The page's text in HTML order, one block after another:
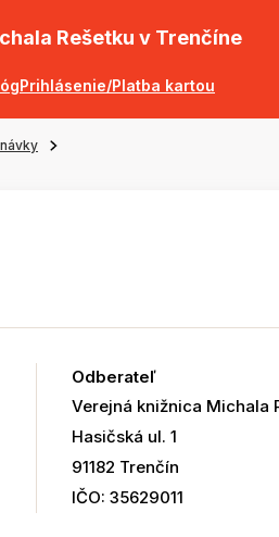
Rešetku v Trenčíne
Prihlásenie/Platba kartou
Odberateľ
Verejná knižnica Michala
Hasičská ul. 1
91182 Trenčín
IČO: 35629011